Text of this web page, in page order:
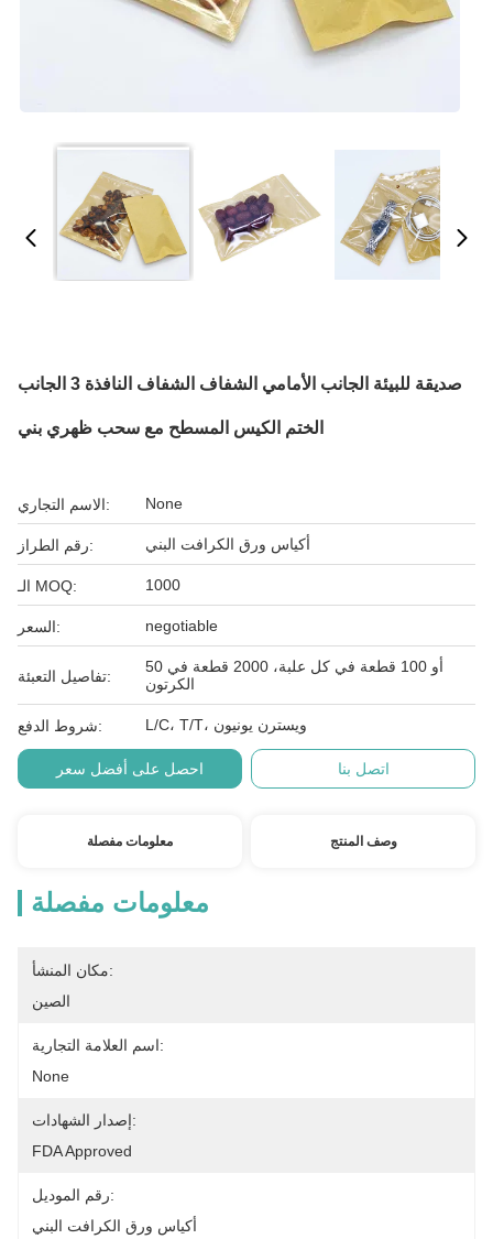
صديقة للبيئة الجانب الأمامي الشفاف الشفاف النافذة 3 الجانب
الختم الكيس المسطح مع سحب ظهري بني
الاسم التجاري: None
رقم الطراز: أكياس ورق الكرافت البني
الـ MOQ: 1000
السعر: negotiable
تفاصيل التعبئة:
50 أو 100 قطعة في كل علبة، 2000 قطعة في
الكرتون
شروط الدفع: L/C، T/T، ويسترن يونيون
احصل على أفضل سعر اتصل بنا
معلومات مفصلة وصف المنتج
معلومات مفصلة
مكان المنشأ:
الصين
اسم العلامة التجارية:
None
إصدار الشهادات:
FDA Approved
رقم الموديل:
أكياس ورق الكرافت البني